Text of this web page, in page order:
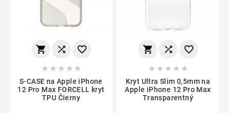
  
    
S-CASE na Apple iPhone
12 Pro Max FORCELL kryt
TPU Čierny
  
    
Kryt Ultra Slim 0,5mm na
Apple iPhone 12 Pro Max
Transparentný